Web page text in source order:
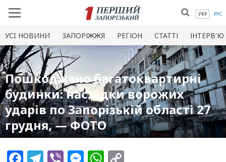
УКР РУС
УСI НОВИНИ ЗАПОРІЖЖЯ РЕГІОН СТАТТІ ІНТЕРВ'Ю
Пошкоджено багатоквартирні
будинки: наслідки ворожих
ударів по Запорізькій області 27
грудня, — ФОТО